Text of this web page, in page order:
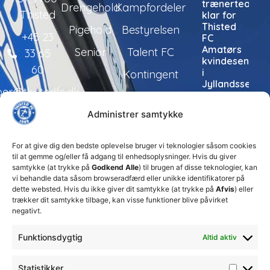
Administrer samtykke
For at give dig den bedste oplevelse bruger vi teknologier såsom cookies
til at gemme og/eller få adgang til enhedsoplysninger. Hvis du giver
samtykke (at trykke på Godkend Alle) til brugen af disse teknologier, kan
vi behandle data såsom browseradfærd eller unikke identifikatorer på
dette websted. Hvis du ikke giver dit samtykke (at trykke på Afvis) eller
trækker dit samtykke tilbage, kan visse funktioner blive påvirket
negativt.
Funktionsdygtig Altid aktiv
Statistikker
Thisted
+45 23
33 65
60
Drengehold
Pigehold
Senior
Kampfordeler
Bestyrelsen
Talent FC
Kontingent
trænerteam
klar for
Thisted
FC
Amatørs
kvindesenior
i
Jyllandsserien
24. juli 2026
økonomiske
beslutninger
for at
sikre
klubbens
DBU